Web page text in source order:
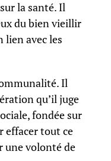
la santé. Il
du bien vieillir
lien avec les
Il
qu’il juge
fondée sur
effacer tout ce
une volonté de